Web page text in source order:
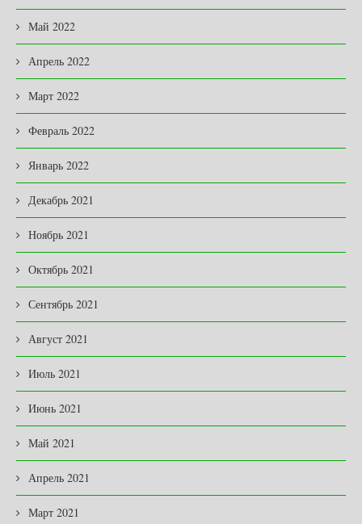
Май 2022
Апрель 2022
Март 2022
Февраль 2022
Январь 2022
Декабрь 2021
Ноябрь 2021
Октябрь 2021
Сентябрь 2021
Август 2021
Июль 2021
Июнь 2021
Май 2021
Апрель 2021
Март 2021